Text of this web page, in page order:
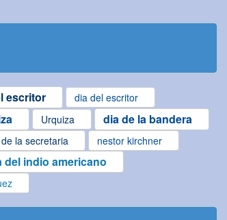
escritor
dia del escritor
Urquiza dia de la bandera
la secretaria
nestor kirchner
del indio americano